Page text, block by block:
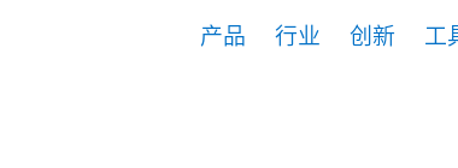
产品 行业 创新 工